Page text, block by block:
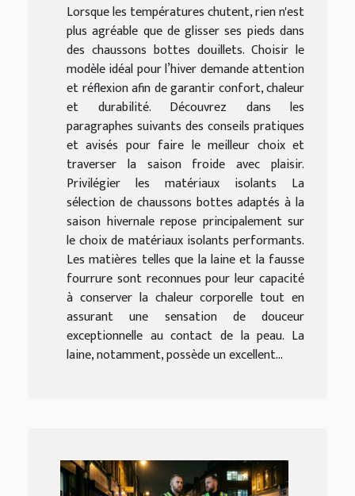
Lorsque les températures chutent, rien n'est
plus agréable que de glisser ses pieds dans
des chaussons bottes douillets. Choisir le
modèle idéal pour l’hiver demande attention
et réflexion afin de garantir confort, chaleur
et durabilité. Découvrez dans les
paragraphes suivants des conseils pratiques
et avisés pour faire le meilleur choix et
traverser la saison froide avec plaisir.
Privilégier les matériaux isolants La
sélection de chaussons bottes adaptés à la
saison hivernale repose principalement sur
le choix de matériaux isolants performants.
Les matières telles que la laine et la fausse
fourrure sont reconnues pour leur capacité
à conserver la chaleur corporelle tout en
assurant une sensation de douceur
exceptionnelle au contact de la peau. La
laine, notamment, possède un excellent...